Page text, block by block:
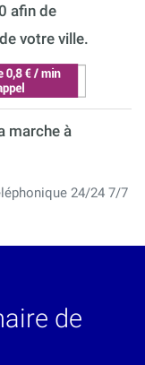
afin de
votre ville.
marche à
24/24 7/7
de